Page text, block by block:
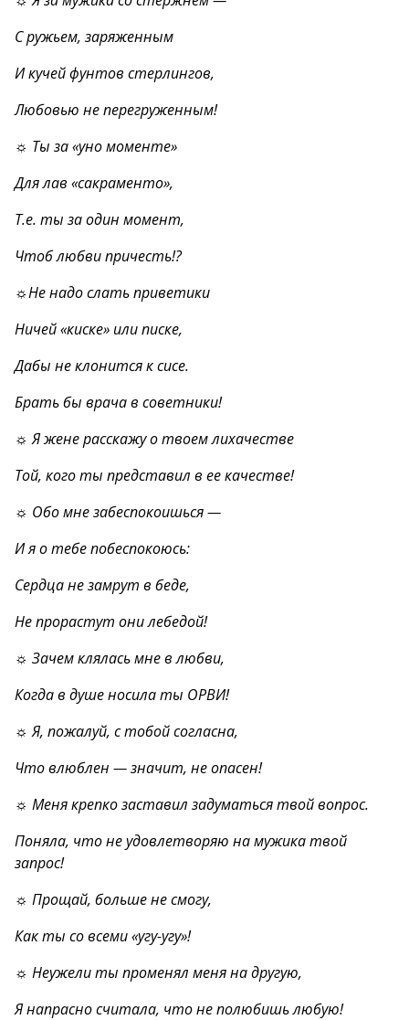
С ружьем, заряженным
И кучей фунтов стерлингов,
Любовью не перегруженным!
☼ Ты за «уно моменте»
Для лав «сакраменто»,
Т.е. ты за один момент,
Чтоб любви причесть!?
☼Не надо слать приветики
Ничей «киске» или писке,
Дабы не клонится к сисе.
Брать бы врача в советники!
☼ Я жене расскажу о твоем лихачестве
Той, кого ты представил в ее качестве!
☼ Обо мне забеспокоишься —
И я о тебе побеспокоюсь:
Сердца не замрут в беде,
Не прорастут они лебедой!
☼ Зачем клялась мне в любви,
Когда в душе носила ты ОРВИ!
☼ Я, пожалуй, с тобой согласна,
Что влюблен — значит, не опасен!
☼ Меня крепко заставил задуматься твой вопрос.
Поняла, что не удовлетворяю на мужика твой
запрос!
☼ Прощай, больше не смогу,
Как ты со всеми «угу-угу»!
☼ Неужели ты променял меня на другую,
Я напрасно считала, что не полюбишь любую!